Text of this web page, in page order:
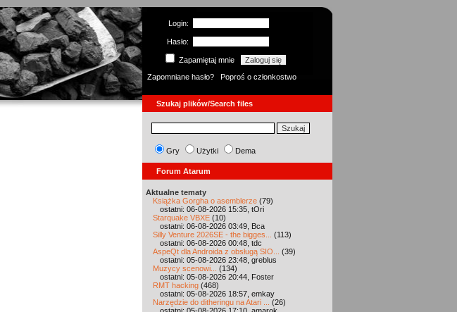
Login:
Hasło:
Zapamiętaj mnie
Zapomniane hasło?
Poproś o członkostwo
Szukaj plików/Search files
Gry Użytki Dema
Forum Atarum
Aktualne tematy
Książka Gorgha o asemblerze (79)
ostatni: 06-08-2026 15:35, tOri
Starquake VBXE (10)
ostatni: 06-08-2026 03:49, Bca
Silly Venture 2026SE - the bigges...
(113)
ostatni: 06-08-2026 00:48, tdc
AspeQt dla Androida z obsługą SIO...
(39)
ostatni: 05-08-2026 23:48, greblus
Muzycy scenowi...
(134)
ostatni: 05-08-2026 20:44, Foster
RMT hacking (468)
ostatni: 05-08-2026 18:57, emkay
Narzędzie do ditheringu na Atari ...
(26)